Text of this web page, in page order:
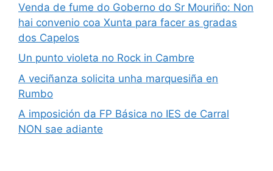
Venda de fume do Goberno do Sr Mouriño: Non
hai convenio coa Xunta para facer as gradas
dos Capelos
Un punto violeta no Rock in Cambre
A veciñanza solicita unha marquesiña en
Rumbo
A imposición da FP Básica no IES de Carral
NON sae adiante